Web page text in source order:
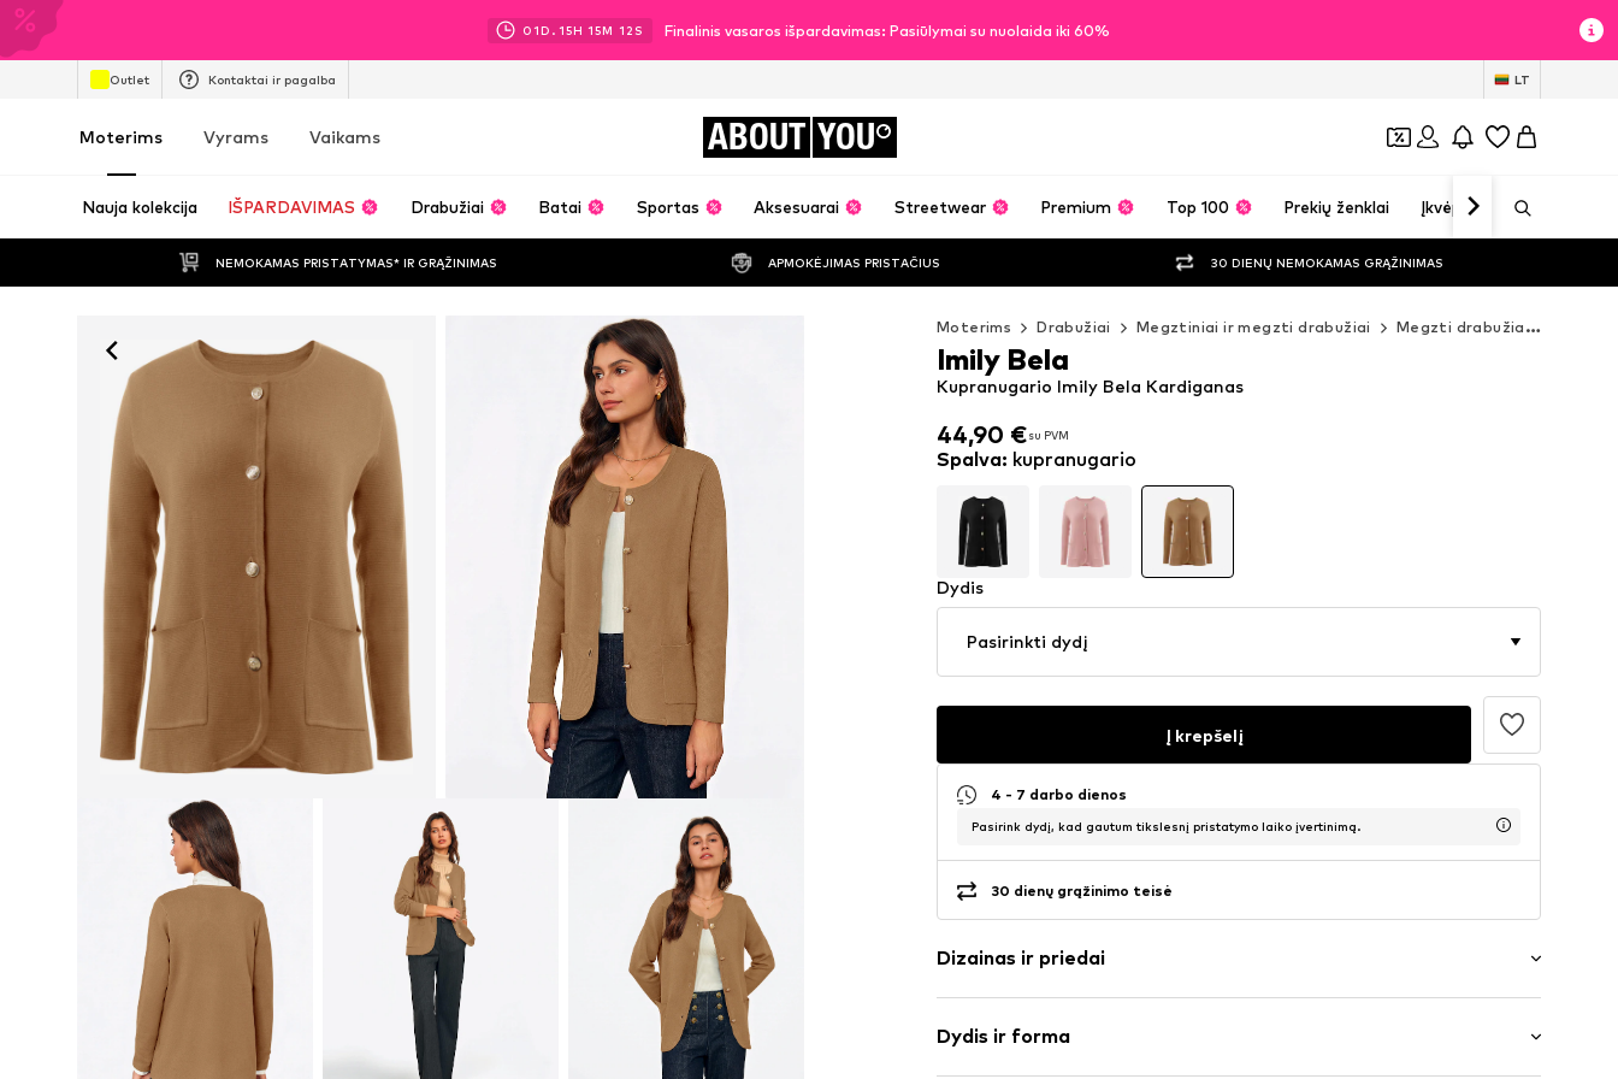
01D. 15H 15M 10 S Finalinis vasaros išpardavimas: Pasiūlymai su nuolaida iki 60%
Outlet Kontaktai ir pagalba LT
Moterims Vyrams Vaikams ABOUT YOU
Nauja kolekcija IŠPARDAVIMAS Drabužiai Batai Sportas Aksesuarai Streetwear Premium Top 100 Prekių ženklai Įkvėpimas
NEMOKAMAS PRISTATYMAS* IR GRĄŽINIMAS APMOKĖJIMAS PRISTAČIUS 30 DIENŲ NEMOKAMAS GRĄŽINIMAS
Moterims Drabužiai Megztiniai ir megzti drabužiai Megzti drabužiai
44,90 €su PVM
44,90 € su PVM
Kupranugario Imily Bela Kardiganas
Imily Bela
Spalva: kupranugario
Dydis
Pasirinkti dydį
Į krepšelį
4 - 7 darbo dienos
Pasirink dydį, kad gautum tikslesnį pristatymo laiko įvertinimą.
30 dienų grąžinimo teisė
Dizainas ir priedai
Megzti drabužiai
Apskrita kaklo iškirptė
Dydis ir forma